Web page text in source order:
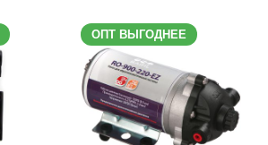
ОПТ ВЫГОДНЕЕ